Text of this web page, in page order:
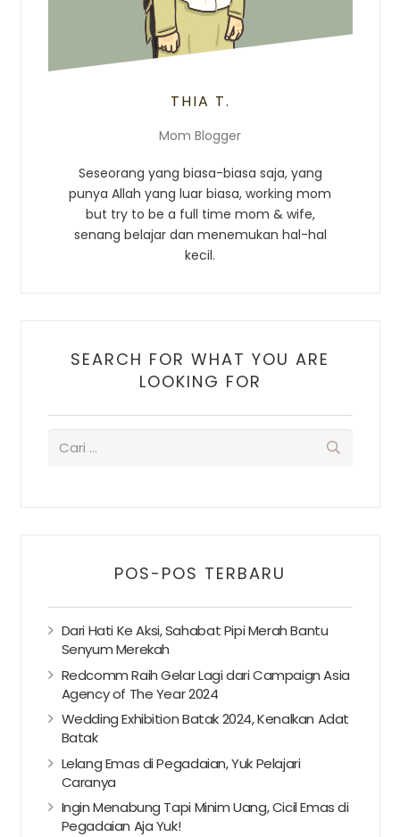
THIA T.
Mom Blogger
Seseorang yang biasa-biasa saja, yang
punya Allah yang luar biasa, working mom
but try to be a full time mom & wife,
senang belajar dan menemukan hal-hal
kecil.
SEARCH FOR WHAT YOU ARE
LOOKING FOR
POS-POS TERBARU
Dari Hati Ke Aksi, Sahabat Pipi Merah Bantu
Senyum Merekah
Redcomm Raih Gelar Lagi dari Campaign Asia
Agency of The Year 2024
Wedding Exhibition Batak 2024, Kenalkan Adat
Batak
Lelang Emas di Pegadaian, Yuk Pelajari
Caranya
Ingin Menabung Tapi Minim Uang, Cicil Emas di
Pegadaian Aja Yuk!